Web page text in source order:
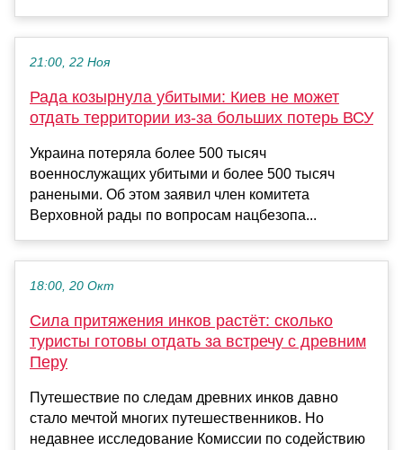
21:00, 22 Ноя
Рада козырнула убитыми: Киев не может
отдать территории из-за больших потерь ВСУ
Украина потеряла более 500 тысяч
военнослужащих убитыми и более 500 тысяч
ранеными. Об этом заявил член комитета
Верховной рады по вопросам нацбезопа...
18:00, 20 Окт
Сила притяжения инков растёт: сколько
туристы готовы отдать за встречу с древним
Перу
Путешествие по следам древних инков давно
стало мечтой многих путешественников. Но
недавнее исследование Комиссии по содействию